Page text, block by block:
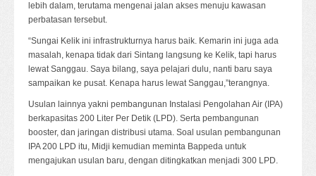
lebih dalam, terutama mengenai jalan akses menuju kawasan
perbatasan tersebut.
“Sungai Kelik ini infrastrukturnya harus baik. Kemarin ini juga ada
masalah, kenapa tidak dari Sintang langsung ke Kelik, tapi harus
lewat Sanggau. Saya bilang, saya pelajari dulu, nanti baru saya
sampaikan ke pusat. Kenapa harus lewat Sanggau,”terangnya.
Usulan lainnya yakni pembangunan Instalasi Pengolahan Air (IPA)
berkapasitas 200 Liter Per Detik (LPD). Serta pembangunan
booster, dan jaringan distribusi utama. Soal usulan pembangunan
IPA 200 LPD itu, Midji kemudian meminta Bappeda untuk
mengajukan usulan baru, dengan ditingkatkan menjadi 300 LPD.